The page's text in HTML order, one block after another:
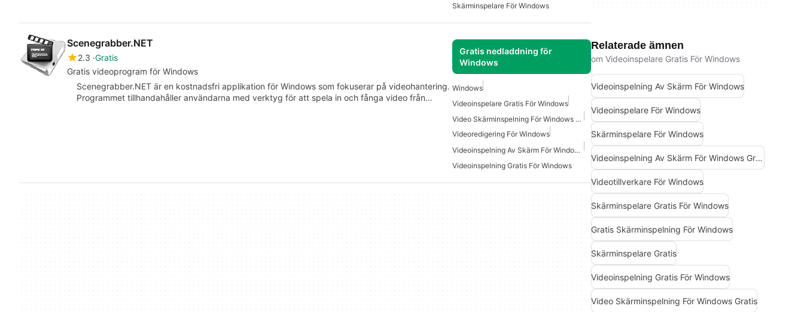
Skärminspelare För Windows
Scenegrabber.NET
2.3 Gratis
Gratis videoprogram för Windows
Gratis nedladdning för
Windows
Scenegrabber.NET är en kostnadsfri applikation för Windows som fokuserar på videohantering.
Programmet tillhandahåller användarna med verktyg för att spela in och fånga video från…
Windows
Videoinspelare Gratis För Windows
Video Skärminspelning För Windows Gratis
Videoredigering För Windows
Videoinspelning Av Skärm För Windows Gratis
Videoinspelning Gratis För Windows
Relaterade ämnen
om Videoinspelare Gratis För Windows
Videoinspelning Av Skärm För Windows
Videoinspelare För Windows
Skärminspelare För Windows
Videoinspelning Av Skärm För Windows Gratis
Videotillverkare För Windows
Skärminspelare Gratis För Windows
Gratis Skärminspelning För Windows
Skärminspelare Gratis
Videoinspelning Gratis För Windows
Video Skärminspelning För Windows Gratis